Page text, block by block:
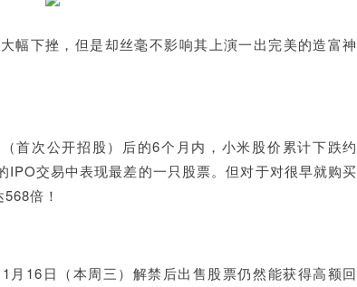
幅下挫，但是却丝毫不影响其上演一出完美的造富神
首次公开招股）后的6个月内，小米股价累计下跌约
交易中表现最差的一只股票。但对于对很早就购买
倍！
月16日（本周三）解禁后出售股票仍然能获得高额回